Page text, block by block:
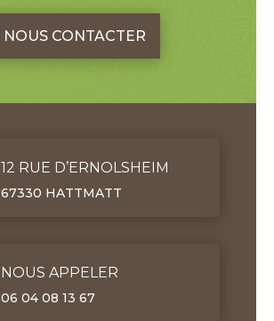
NOUS CONTACTER
12 RUE D’ERNOLSHEIM
67330 HATTMATT
NOUS APPELER
06 04 08 13 67